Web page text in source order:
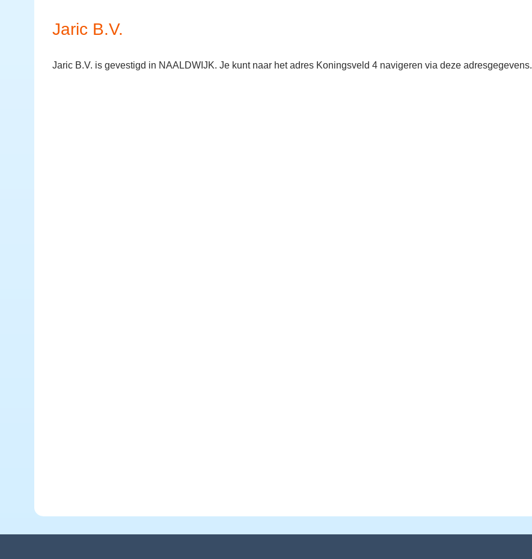
Jaric B.V.
Jaric B.V. is gevestigd in NAALDWIJK. Je kunt naar het adres Koningsveld 4 navigeren via deze adresgegevens.